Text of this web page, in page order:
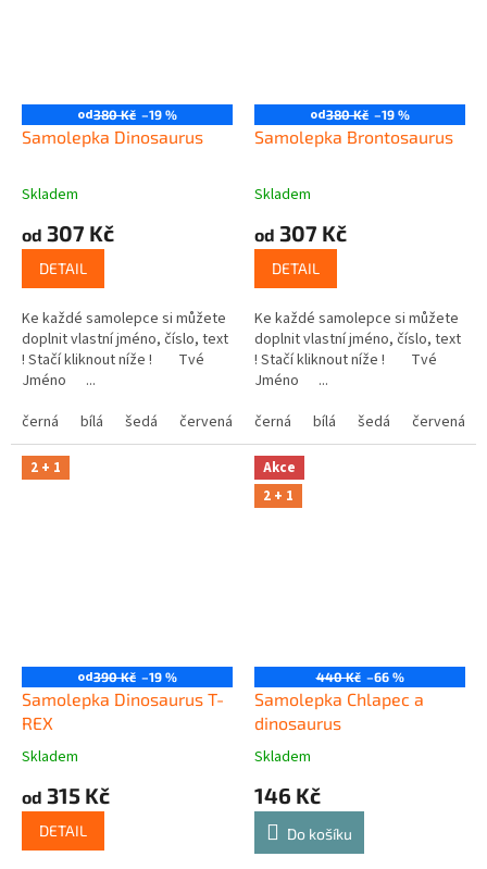
od380 Kč –19 %
Samolepka Dinosaurus
Skladem
od 307 Kč
DETAIL
Ke každé samolepce si můžete
doplnit vlastní jméno, číslo, text
! Stačí kliknout níže ! Tvé
Jméno ...
černá
bílá šedá červená modrá žlutá zelená růžová
od380 Kč –19 %
Samolepka Brontosaurus
Skladem
od 307 Kč
DETAIL
Ke každé samolepce si můžete
doplnit vlastní jméno, číslo, text
! Stačí kliknout níže ! Tvé
Jméno ...
černá
bílá šedá červená
2 + 1
od390 Kč –19 %
Samolepka Dinosaurus T-
REX
Skladem
od 315 Kč
DETAIL
Akce
2 + 1
440 Kč –66 %
Samolepka Chlapec a
dinosaurus
Skladem
146 Kč
Do košíku